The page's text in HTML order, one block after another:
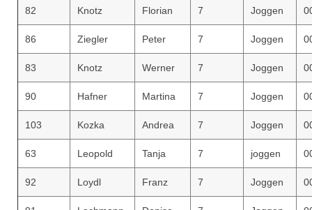
82 Knotz Florian 7 Joggen
86 Ziegler Peter 7 Joggen
83 Knotz Werner 7 Joggen
90 Hafner Martina 7 Joggen
103 Kozka Andrea 7 Joggen
63 Leopold Tanja 7 joggen
92 Loydl Franz 7 Joggen